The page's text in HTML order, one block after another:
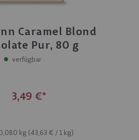
Caramel Blond
Pur, 80 g
verfügbar
3,49 €
kg (43,63 € / 1 kg)